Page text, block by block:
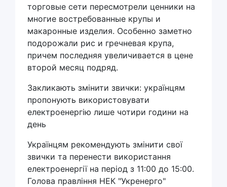
торговые сети пересмотрели ценники на
многие востребованные крупы и
макаронные изделия. Особенно заметно
подорожали рис и гречневая крупа,
причем последняя увеличивается в цене
второй месяц подряд.
Закликають змінити звички: українцям
пропонують використовувати
електроенергію лише чотири години на
день
Українцям рекомендують змінити свої
звички та перенести використання
електроенергії на період з 11:00 до 15:00.
Голова правління НЕК "Укренерго"